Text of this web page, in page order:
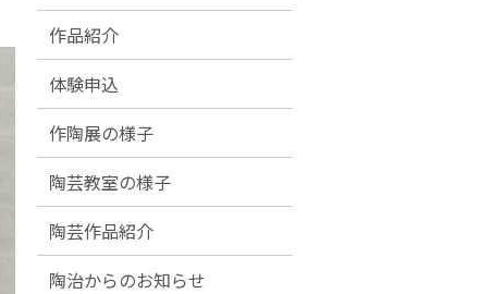
作品紹介
体験申込
作陶展の様子
陶芸教室の様子
陶芸作品紹介
陶治からのお知らせ